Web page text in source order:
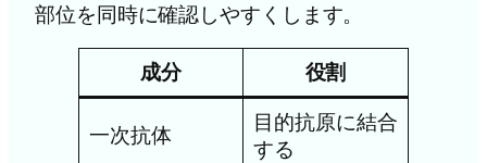
部位を同時に確認しやすくします。
成分 役割
一次抗体
目的抗原に結合
する